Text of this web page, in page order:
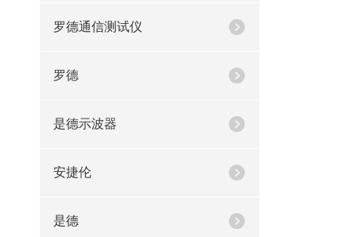
罗德通信测试仪
罗德
是德示波器
安捷伦
是德